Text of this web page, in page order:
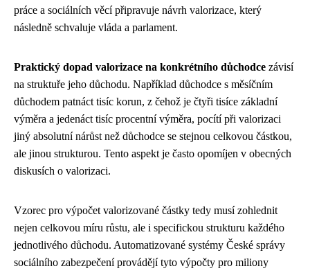
práce a sociálních věcí připravuje návrh valorizace, který
následně schvaluje vláda a parlament.
Praktický dopad valorizace na konkrétního důchodce závisí
na struktuře jeho důchodu. Například důchodce s měsíčním
důchodem patnáct tisíc korun, z čehož je čtyři tisíce základní
výměra a jedenáct tisíc procentní výměra, pocítí při valorizaci
jiný absolutní nárůst než důchodce se stejnou celkovou částkou,
ale jinou strukturou. Tento aspekt je často opomíjen v obecných
diskusích o valorizaci.
Vzorec pro výpočet valorizované částky tedy musí zohlednit
nejen celkovou míru růstu, ale i specifickou strukturu každého
jednotlivého důchodu. Automatizované systémy České správy
sociálního zabezpečení provádějí tyto výpočty pro miliony